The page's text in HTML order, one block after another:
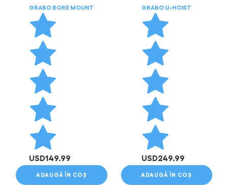
GRABO BORE MOUNT
USD149.99
ADAUGĂ ÎN COȘ
GRABO U-HOIST
USD249.99
ADAUGĂ ÎN COȘ